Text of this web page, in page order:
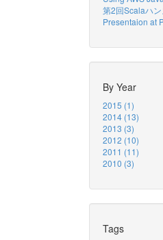
第2回Scalaハ
Presentaion at
By Year
2015 (1)
2014 (13)
2013 (3)
2012 (10)
2011 (11)
2010 (3)
Tags